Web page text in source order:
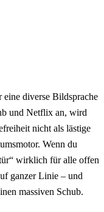
diverse Bildsprache
und Netflix an, wird
nicht als lästige
Wenn du
wirklich für alle offen
ganzer Linie – und
massiven Schub.